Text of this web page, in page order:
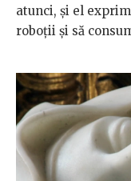
atunci, şi el
roboţii şi să